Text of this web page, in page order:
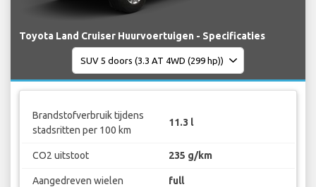
Toyota Land Cruiser Huurvoertuigen - Specificaties
Brandstofverbruik tijdens
stadsritten per 100 km
11.3 l
CO2 uitstoot 235 g/km
Aangedreven wielen full